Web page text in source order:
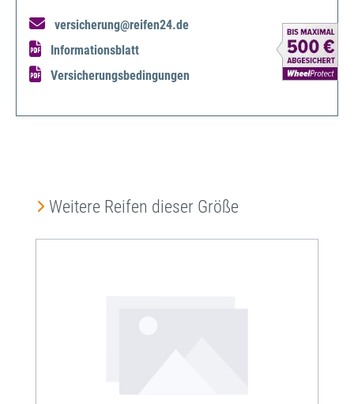
versicherung@reifen24.de
Informationsblatt
Versicherungsbedingungen
Produktgalerie überspringen
Weitere Reifen dieser Größe